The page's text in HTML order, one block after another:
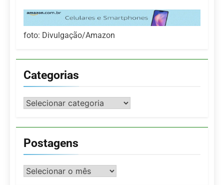
foto: Divulgação/Amazon
Categorias
Categorias
Postagens
Postagens